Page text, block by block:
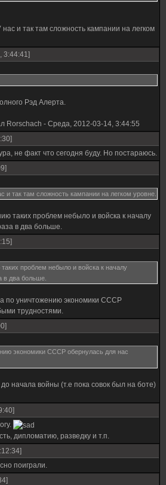
и так там сложность кампании на легком
3:44:41]
Рэд Алерта.
Rorschach - Среда, 2012-03-14, 3:44:55
не факт что сегодня буду. Но постараюсь.
и так там сложность кампании на легком уровне.
таких проблем небыло и войска к началу
в два больше.
проблем небыло и войска к началу
в два больше.
по уничтожению экономики СССР
трудностями.
экономики СССР обернулась для нас
начала войны (т.е пока совок был на боте)
дипломатию, разведку и т.п.
поиграли.